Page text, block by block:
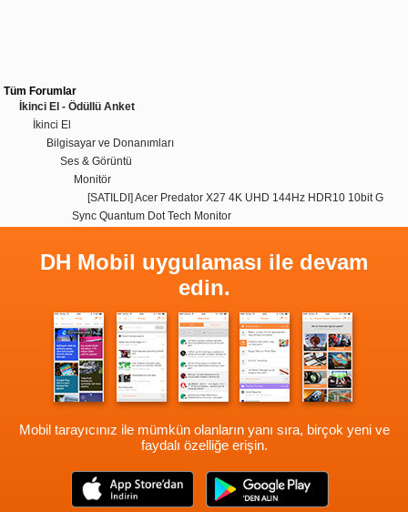
Tüm Forumlar
İkinci El - Ödüllü Anket
İkinci El
Bilgisayar ve Donanımları
Ses & Görüntü
Monitör
[SATILDI] Acer Predator X27 4K UHD 144Hz HDR10 10bit G
Sync Quantum Dot Tech Monitor
DH Mobil uygulaması ile devam
edin.
Mobil tarayıcınız ile mümkün olanların yanı sıra, birçok yeni ve
faydalı özelliğe erişin.